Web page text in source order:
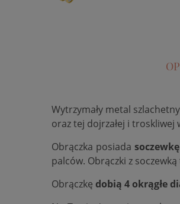
Wytrzymały metal
oraz tej dojrzałej i troskliwej
Obrączka posiada
palców. Obrączki z
Obrączkę dobią 4 okrągłe